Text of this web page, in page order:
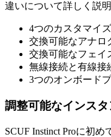
違いについて詳しく説
4つのカスタマイ
交換可能なアナロ
交換可能なフェイ
無線接続と有線接
3つのオンボード
調整可能なインス
SCUF Instinct Proに初